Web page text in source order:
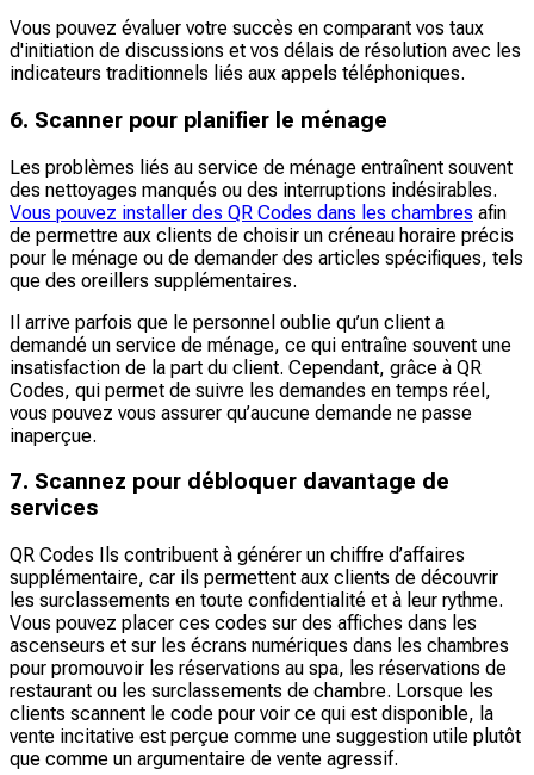
Vous pouvez évaluer votre succès en comparant vos taux
d'initiation de discussions et vos délais de résolution avec les
indicateurs traditionnels liés aux appels téléphoniques.
6. Scanner pour planifier le ménage
Les problèmes liés au service de ménage entraînent souvent
des nettoyages manqués ou des interruptions indésirables.
Vous pouvez installer des QR Codes dans les chambres afin
de permettre aux clients de choisir un créneau horaire précis
pour le ménage ou de demander des articles spécifiques, tels
que des oreillers supplémentaires.
Il arrive parfois que le personnel oublie qu’un client a
demandé un service de ménage, ce qui entraîne souvent une
insatisfaction de la part du client. Cependant, grâce à QR
Codes, qui permet de suivre les demandes en temps réel,
vous pouvez vous assurer qu’aucune demande ne passe
inaperçue.
7. Scannez pour débloquer davantage de
services
QR Codes Ils contribuent à générer un chiffre d’affaires
supplémentaire, car ils permettent aux clients de découvrir
les surclassements en toute confidentialité et à leur rythme.
Vous pouvez placer ces codes sur des affiches dans les
ascenseurs et sur les écrans numériques dans les chambres
pour promouvoir les réservations au spa, les réservations de
restaurant ou les surclassements de chambre. Lorsque les
clients scannent le code pour voir ce qui est disponible, la
vente incitative est perçue comme une suggestion utile plutôt
que comme un argumentaire de vente agressif.